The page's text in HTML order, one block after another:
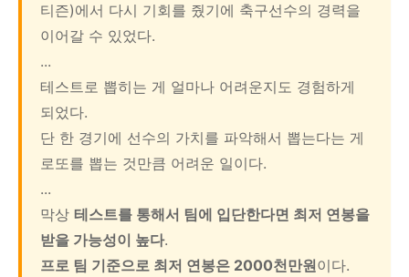
티즌)에서 다시 기회를 줬기에 축구선수의 경력을
이어갈 수 있었다.
...
테스트로 뽑히는 게 얼마나 어려운지도 경험하게
되었다.
단 한 경기에 선수의 가치를 파악해서 뽑는다는 게
로또를 뽑는 것만큼 어려운 일이다.
...
막상 테스트를 통해서 팀에 입단한다면 최저 연봉을
받을 가능성이 높다.
프로 팀 기준으로 최저 연봉은 2000천만원이다.